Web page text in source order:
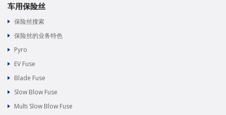
车用保险丝
保险丝搜索
保险丝的业务特色
Pyro
EV Fuse
Blade Fuse
Slow Blow Fuse
Multi Slow Blow Fuse